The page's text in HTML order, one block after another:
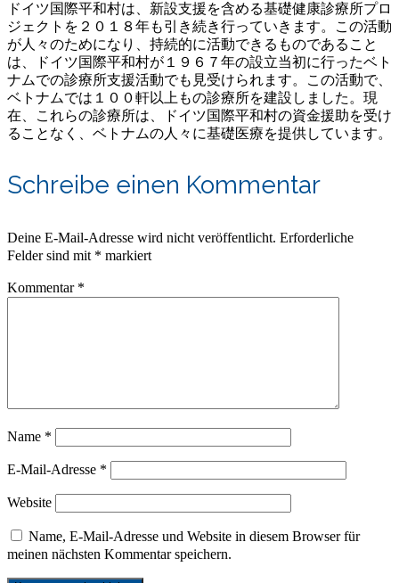
ドイツ国際平和村は、新設支援を含める基礎健康診療所プロ
ジェクトを２０１８年も引き続き行っていきます。この活動
が人々のためになり、持続的に活動できるものであること
は、ドイツ国際平和村が１９６７年の設立当初に行ったベト
ナムでの診療所支援活動でも見受けられます。この活動で、
ベトナムでは１００軒以上もの診療所を建設しました。現
在、これらの診療所は、ドイツ国際平和村の資金援助を受け
ることなく、ベトナムの人々に基礎医療を提供しています。
Schreibe einen Kommentar
Deine E-Mail-Adresse wird nicht veröffentlicht. Erforderliche
Felder sind mit * markiert
Kommentar *
Name *
E-Mail-Adresse *
Website
Name, E-Mail-Adresse und Website in diesem Browser für
meinen nächsten Kommentar speichern.